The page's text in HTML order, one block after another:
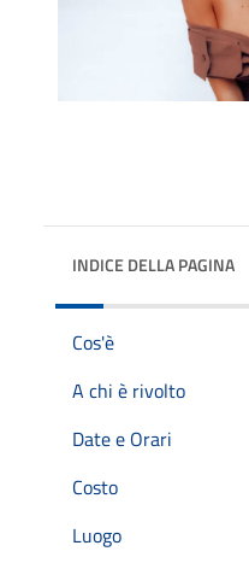
INDICE DELLA PAGINA
Cos'è
A chi è rivolto
Date e Orari
Costo
Luogo